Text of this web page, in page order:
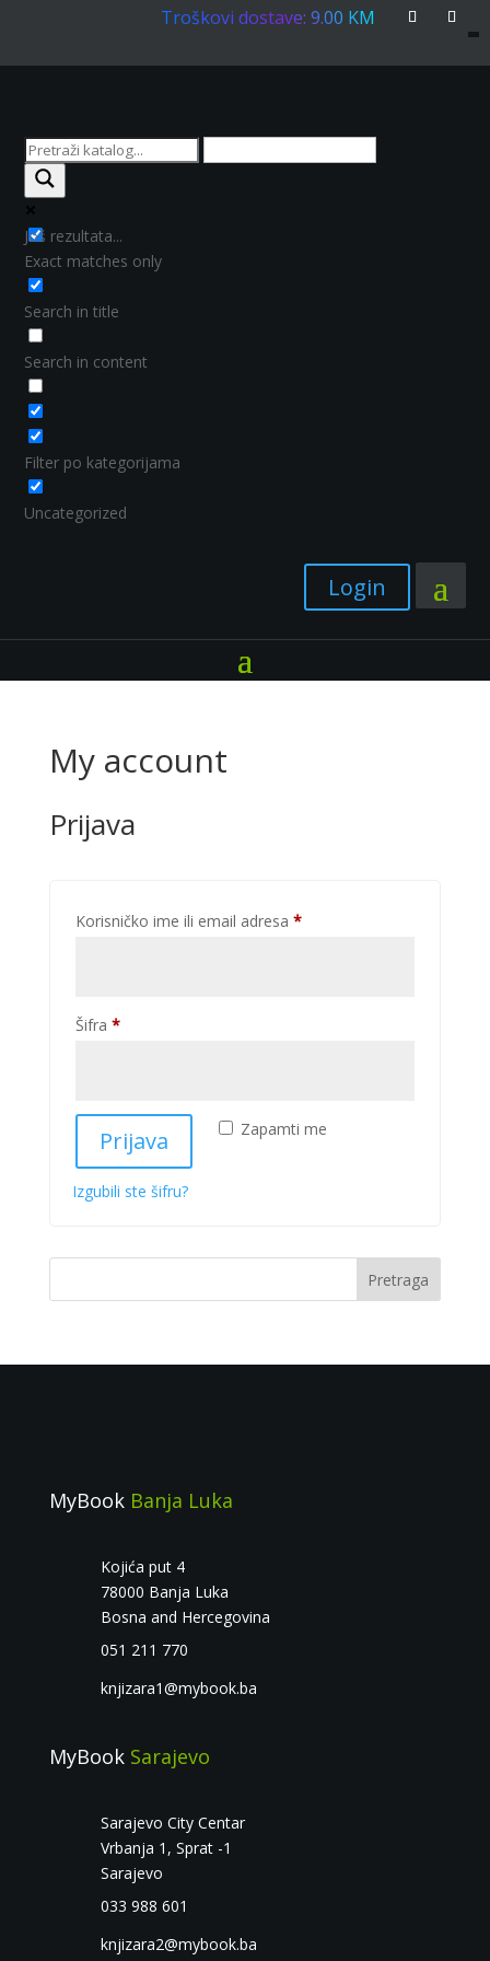
Troškovi dostave: 9.00 KM
Još rezultata...
Exact matches only
Search in title
Search in content
Filter po kategorijama
Uncategorized
Login
My account
Prijava
Korisničko ime ili email adresa *Obavezno
Šifra *Obavezno
Zapamti me
Prijava
Izgubili ste šifru?
Pretraga
MyBook Banja Luka
Kojića put 4
78000 Banja Luka
Bosna and Hercegovina
051 211 770
knjizara1@mybook.ba
MyBook Sarajevo
Sarajevo City Centar
Vrbanja 1, Sprat -1
Sarajevo
033 988 601
knjizara2@mybook.ba